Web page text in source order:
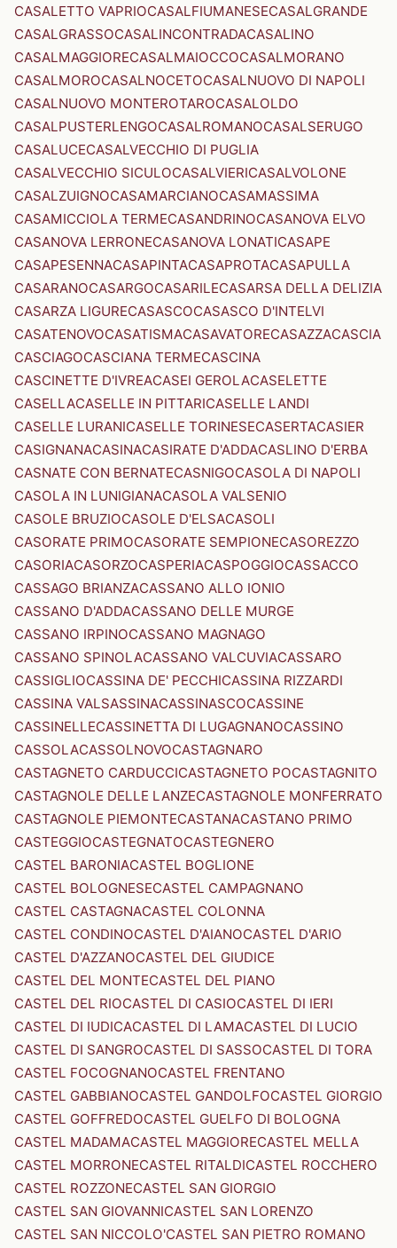
CASALETTO VAPRIOCASALFIUMANESECASALGRANDE
CASALGRASSOCASALINCONTRADACASALINO
CASALMAGGIORECASALMAIOCCOCASALMORANO
CASALMOROCASALNOCETOCASALNUOVO DI NAPOLI
CASALNUOVO MONTEROTAROCASALOLDO
CASALPUSTERLENGOCASALROMANOCASALSERUGO
CASALUCECASALVECCHIO DI PUGLIA
CASALVECCHIO SICULOCASALVIERICASALVOLONE
CASALZUIGNOCASAMARCIANOCASAMASSIMA
CASAMICCIOLA TERMECASANDRINOCASANOVA ELVO
CASANOVA LERRONECASANOVA LONATICASAPE
CASAPESENNACASAPINTACASAPROTACASAPULLA
CASARANOCASARGOCASARILECASARSA DELLA DELIZIA
CASARZA LIGURECASASCOCASASCO D'INTELVI
CASATENOVOCASATISMACASAVATORECASAZZACASCIA
CASCIAGOCASCIANA TERMECASCINA
CASCINETTE D'IVREACASEI GEROLACASELETTE
CASELLACASELLE IN PITTARICASELLE LANDI
CASELLE LURANICASELLE TORINESECASERTACASIER
CASIGNANACASINACASIRATE D'ADDACASLINO D'ERBA
CASNATE CON BERNATECASNIGOCASOLA DI NAPOLI
CASOLA IN LUNIGIANACASOLA VALSENIO
CASOLE BRUZIOCASOLE D'ELSACASOLI
CASORATE PRIMOCASORATE SEMPIONECASOREZZO
CASORIACASORZOCASPERIACASPOGGIOCASSACCO
CASSAGO BRIANZACASSANO ALLO IONIO
CASSANO D'ADDACASSANO DELLE MURGE
CASSANO IRPINOCASSANO MAGNAGO
CASSANO SPINOLACASSANO VALCUVIACASSARO
CASSIGLIOCASSINA DE' PECCHICASSINA RIZZARDI
CASSINA VALSASSINACASSINASCOCASSINE
CASSINELLECASSINETTA DI LUGAGNANOCASSINO
CASSOLACASSOLNOVOCASTAGNARO
CASTAGNETO CARDUCCICASTAGNETO POCASTAGNITO
CASTAGNOLE DELLE LANZECASTAGNOLE MONFERRATO
CASTAGNOLE PIEMONTECASTANACASTANO PRIMO
CASTEGGIOCASTEGNATOCASTEGNERO
CASTEL BARONIACASTEL BOGLIONE
CASTEL BOLOGNESECASTEL CAMPAGNANO
CASTEL CASTAGNACASTEL COLONNA
CASTEL CONDINOCASTEL D'AIANOCASTEL D'ARIO
CASTEL D'AZZANOCASTEL DEL GIUDICE
CASTEL DEL MONTECASTEL DEL PIANO
CASTEL DEL RIOCASTEL DI CASIOCASTEL DI IERI
CASTEL DI IUDICACASTEL DI LAMACASTEL DI LUCIO
CASTEL DI SANGROCASTEL DI SASSOCASTEL DI TORA
CASTEL FOCOGNANOCASTEL FRENTANO
CASTEL GABBIANOCASTEL GANDOLFOCASTEL GIORGIO
CASTEL GOFFREDOCASTEL GUELFO DI BOLOGNA
CASTEL MADAMACASTEL MAGGIORECASTEL MELLA
CASTEL MORRONECASTEL RITALDICASTEL ROCCHERO
CASTEL ROZZONECASTEL SAN GIORGIO
CASTEL SAN GIOVANNICASTEL SAN LORENZO
CASTEL SAN NICCOLO'CASTEL SAN PIETRO ROMANO